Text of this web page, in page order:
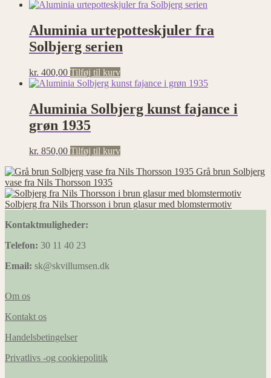
Aluminia urtepotteskjuler fra
Solbjerg serien
kr. 400,00 Tilføj til kurv
Aluminia Solbjerg kunst fajance i
grøn 1935
kr. 850,00 Tilføj til kurv
Grå brun Solbjerg
vase fra Nils Thorsson 1935
Solbjerg fra Nils Thorsson i brun glasur med blomstermotiv
Kontaktmuligheder:
Telefon: 30 11 40 23
Email: sk@skvillumsen.dk
Om os
Kontakt os
Handelsbetingelser
Privatlivs -og cookiepolitik